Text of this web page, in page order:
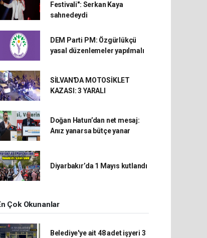
Festivali": Serkan Kaya
sahnedeydi
DEM Parti PM: Özgürlükçü
yasal düzenlemeler yapılmalı
SİLVAN'DA MOTOSİKLET
KAZASI: 3 YARALI
Doğan Hatun’dan net mesaj:
Anız yanarsa bütçe yanar
Diyarbakır’da 1 Mayıs kutlandı
Çok Okunanlar
Belediye'ye ait 48 adet işyeri 3